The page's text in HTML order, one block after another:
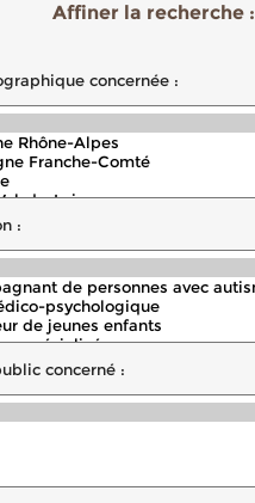
Affiner la recherche :
concernée :
:
concerné :